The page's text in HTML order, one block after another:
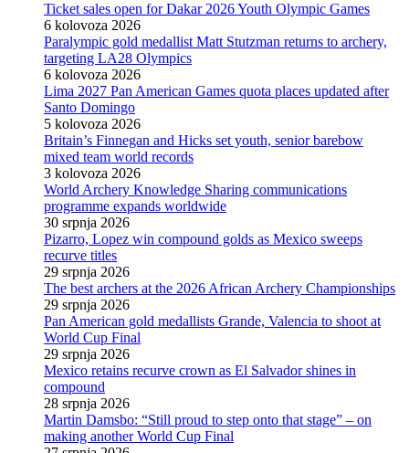
Ticket sales open for Dakar 2026 Youth Olympic Games
6 kolovoza 2026
Paralympic gold medallist Matt Stutzman returns to archery,
targeting LA28 Olympics
6 kolovoza 2026
Lima 2027 Pan American Games quota places updated after
Santo Domingo
5 kolovoza 2026
Britain’s Finnegan and Hicks set youth, senior barebow
mixed team world records
3 kolovoza 2026
World Archery Knowledge Sharing communications
programme expands worldwide
30 srpnja 2026
Pizarro, Lopez win compound golds as Mexico sweeps
recurve titles
29 srpnja 2026
The best archers at the 2026 African Archery Championships
29 srpnja 2026
Pan American gold medallists Grande, Valencia to shoot at
World Cup Final
29 srpnja 2026
Mexico retains recurve crown as El Salvador shines in
compound
28 srpnja 2026
Martin Damsbo: “Still proud to step onto that stage” – on
making another World Cup Final